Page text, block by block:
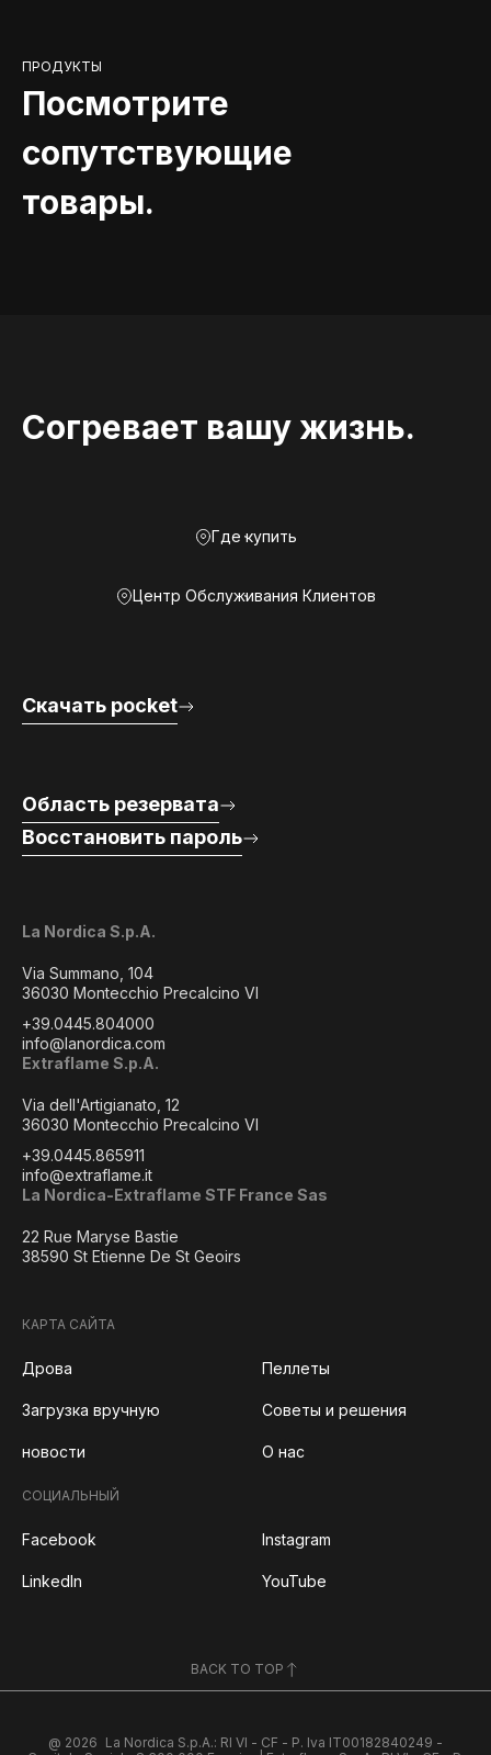
ПРОДУКТЫ
Посмотрите
сопутствующие
товары.
Согревает вашу жизнь.
Где купить
Центр Обслуживания Клиентов
La Nordica S.p.A.
Via Summano, 104
36030 Montecchio Precalcino VI
+39.0445.804000
info@lanordica.com
Extraflame S.p.A.
Via dell'Artigianato, 12
36030 Montecchio Precalcino VI
+39.0445.865911
info@extraflame.it
La Nordica-Extraflame STF France Sas
22 Rue Maryse Bastie
38590 St Etienne De St Geoirs
Скачать pocket
Область резервата
Восстановить пароль
КАРТА САЙТА
Дрова Пеллеты
Загрузка вручную Советы и решения
новости О нас
СОЦИАЛЬНЫЙ
Facebook Instagram
LinkedIn YouTube
BACK TO TOP
@ 2026 La Nordica S.p.A.: RI VI - CF - P. Iva IT00182840249 -